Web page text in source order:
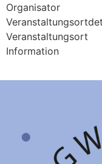
Organisator
Veranstaltungsort
Information